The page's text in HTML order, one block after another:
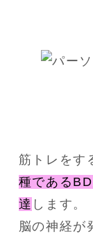
筋トレをす
種である
達 します。
脳の神経が